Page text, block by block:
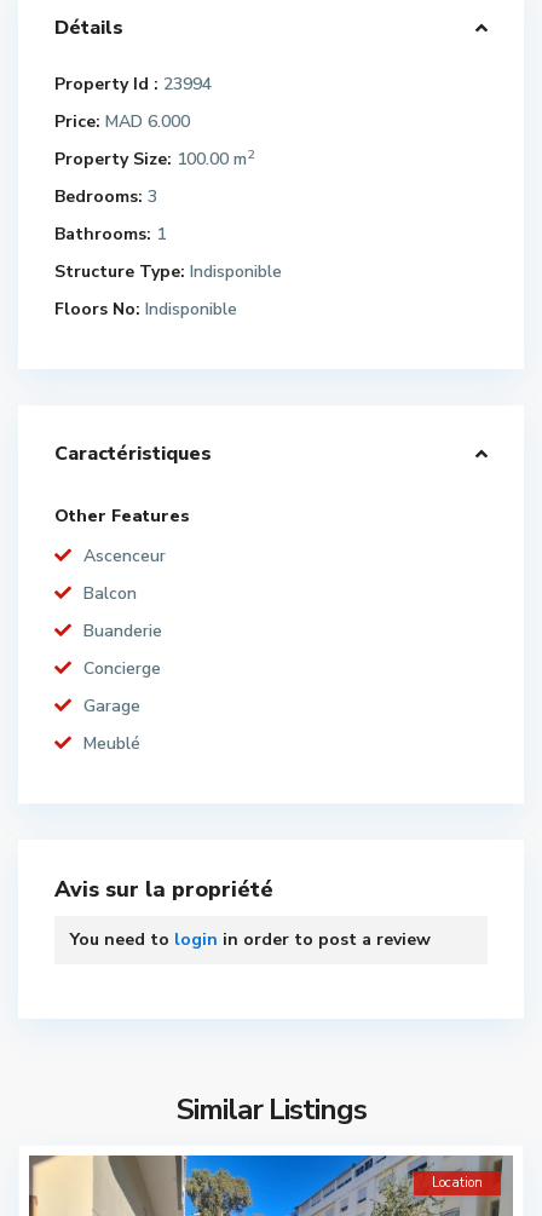
Détails
Property Id : 23994
Price: MAD 6.000
Property Size: 100.00 m2
Bedrooms: 3
Bathrooms: 1
Structure Type: Indisponible
Floors No: Indisponible
Caractéristiques
Other Features
Ascenceur
Balcon
Buanderie
Concierge
Garage
Meublé
Avis sur la propriété
You need to login in order to post a review
Similar Listings
Location